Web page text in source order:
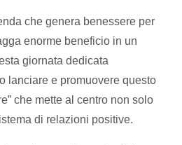
che genera benessere per
enorme beneficio in un
giornata dedicata
lanciare e promuovere questo
che mette al centro non solo
di relazioni positive.